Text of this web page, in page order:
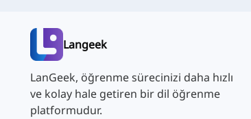
Langeek
LanGeek, öğrenme sürecinizi daha hızlı
ve kolay hale getiren bir dil öğrenme
platformudur.